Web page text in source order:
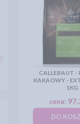
CALLEBAUT -
KAKAOWY -
1KG
cena:
DO